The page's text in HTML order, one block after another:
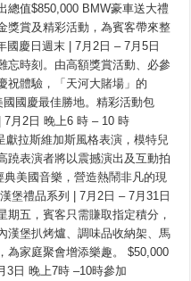
總值$850,000 BMW豪車送大禮
獎賞及精彩活動，為賓客帶來整
國慶日週末 | 7月2日 – 7月5日
忘時刻。由高額獎賞活動、必參
祝體驗，「天河大賭場」的
國國慶最佳勝地。精彩活動包
月2日 晚上6 時 – 10 時
獻拉斯維加斯風格表演，模特兒
蹺表演者將以震撼演出及互動拍
美國音樂，營造熱鬧非凡的現
堡禮品系列 | 7月2日 – 7月31日
五，賓客只需賺取指定積分，
漢堡扒烤爐、調味品收納架、馬
為家庭聚會增添樂趣。 $50,000
3日 晚上7時 –10時參加